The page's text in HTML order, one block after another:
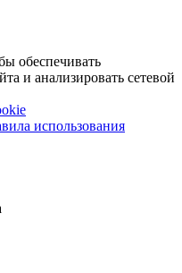
обеспечивать
и анализировать сетевой
использования